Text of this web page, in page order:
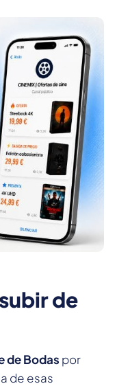
de
de Bodas por
de esas